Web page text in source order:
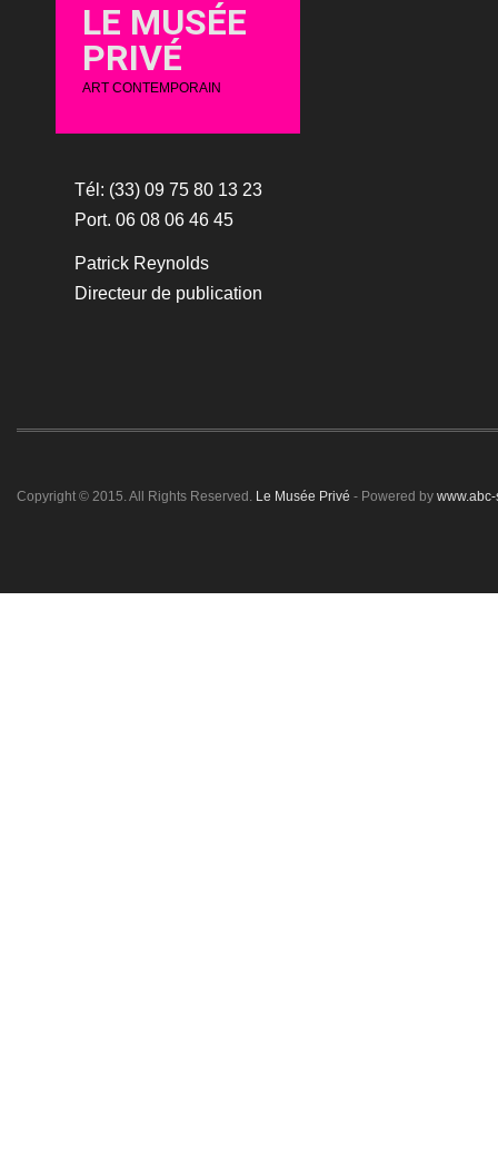
LE MUSÉE
PRIVÉ
ART CONTEMPORAIN
Tél: (33) 09 75 80 13 23
Port. 06 08 06 46 45
Patrick Reynolds
Directeur de publication
Copyright © 2015. All Rights Reserved. Le Musée Privé - Powered by